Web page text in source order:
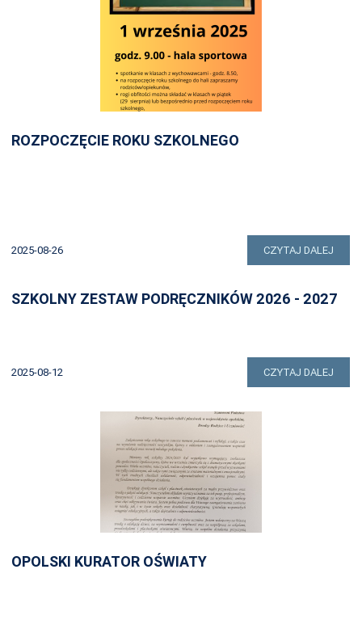
ROZPOCZĘCIE ROKU SZKOLNEGO
2025-08-26 CZYTAJ DALEJ
SZKOLNY ZESTAW PODRĘCZNIKÓW 2026 - 2027
2025-08-12 CZYTAJ DALEJ
OPOLSKI KURATOR OŚWIATY